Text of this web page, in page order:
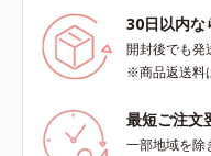
30日以内な
開封後でも発
※商品返送料
最短ご注文
一部地域を除